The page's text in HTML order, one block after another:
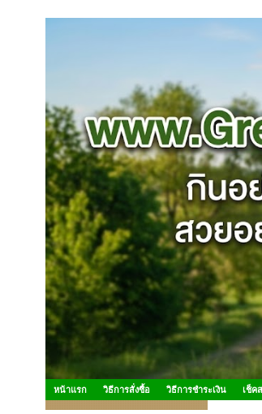
หน้าแรก วิธีการสั่งซื้อ วิธีการชำระเงิน เช็ค